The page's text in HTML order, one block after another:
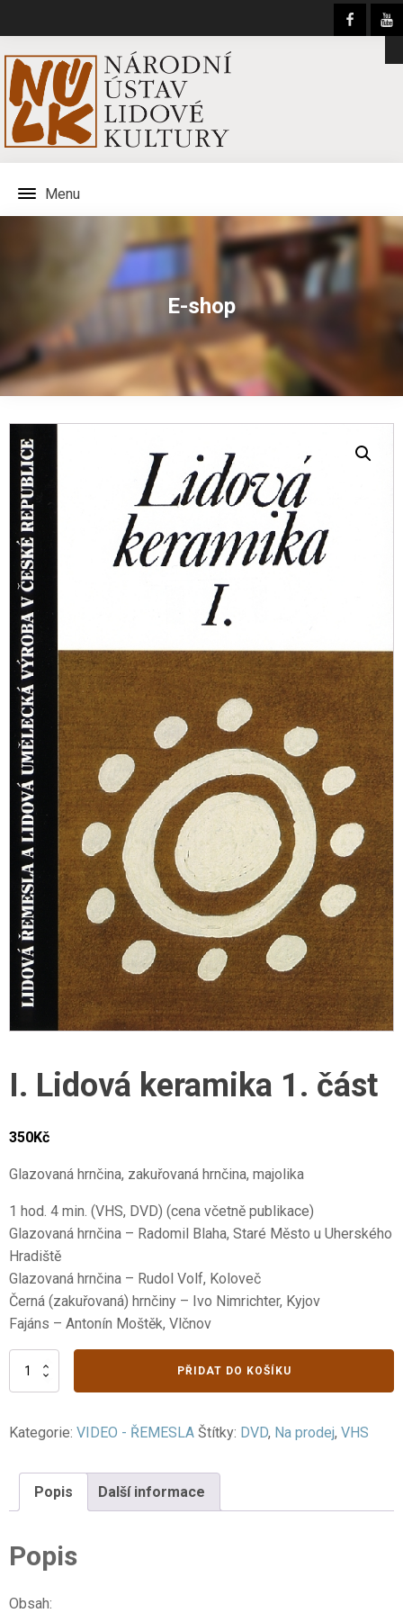
Menu
E-shop
I. Lidová keramika 1. část
350Kč
Glazovaná hrnčina, zakuřovaná hrnčina, majolika
1 hod. 4 min. (VHS, DVD) (cena včetně publikace)
Glazovaná hrnčina – Radomil Blaha, Staré Město u Uherského
Hradiště
Glazovaná hrnčina – Rudol Volf, Koloveč
Černá (zakuřovaná) hrnčiny – Ivo Nimrichter, Kyjov
Fajáns – Antonín Moštěk, Vlčnov
část
PŘIDAT DO KOŠÍKU
Kategorie: VIDEO - ŘEMESLA Štítky: DVD, Na prodej, VHS
Popis Další informace
Popis
Obsah: